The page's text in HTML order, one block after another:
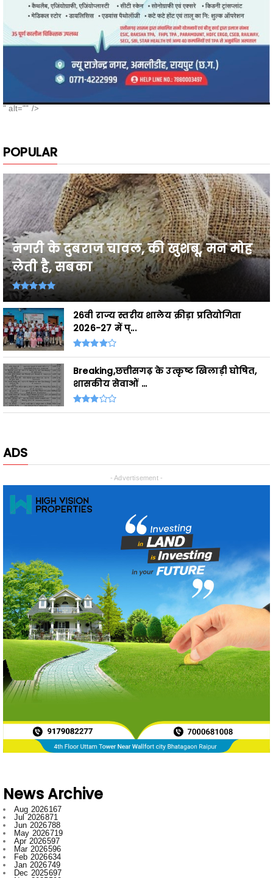
POPULAR
नगरी के दुबराज चावल, की खुशबू, मन मोह
लेती है, सबका
26वी राज्य स्तरीय शालेय क्रीड़ा प्रतियोगिता
2026-27 में प्...
Breaking,छत्तीसगढ़ के उत्कृष्ट खिलाड़ी घोषित,
शासकीय सेवाओं ...
ADS
News Archive
Jun 2026
788
May 2026719
Apr 2026597
Mar 2026596
Feb 2026634
Jan 2026749
Dec 2025697
Nov 2025592
Oct 2025546
Sept 2025662
Aug 2025669